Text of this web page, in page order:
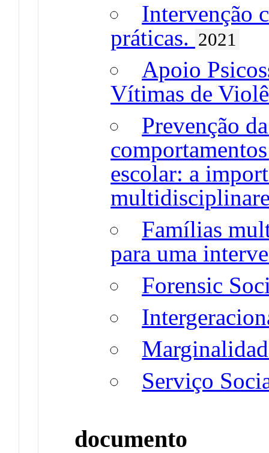
Intervenção
práticas. 2021
Apoio
Vítimas de
Prevenção
escolar: a
Famílias
para uma
Forensic
Serviço
documento